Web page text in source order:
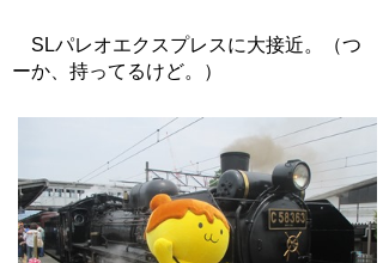
SLパレオエクスプレスに大接近。（つ
ーか、持ってるけど。）